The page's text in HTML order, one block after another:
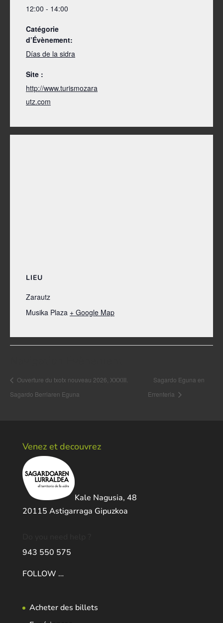
12:00 - 14:00
Catégorie
d’Évènement:
Días de la sidra
Site :
http://www.turismozara
utz.com
LIEU
Zarautz
Musika Plaza + Google Map
Ouverture du txotx nouveau 2026, XXXIII.
Sagardo Berriaren Eguna
Sagardo Eguna en
Errenteria
Venez et decouvrez
Kale Nagusia, 48
20115 Astigarraga Gipuzkoa
943 550 575
FOLLOW …
Acheter des billets